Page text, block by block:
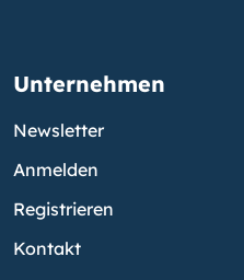
Unternehmen
Newsletter
Anmelden
Registrieren
Kontakt